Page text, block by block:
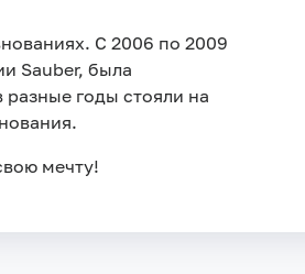
С 2006 по 2009
Sauber, была
годы стояли на
мечту!